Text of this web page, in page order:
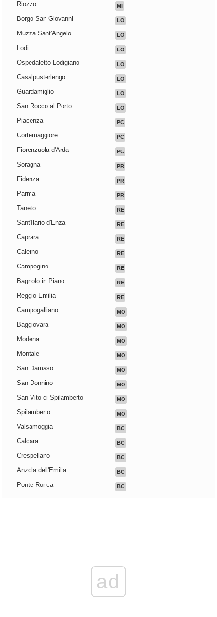
Riozzo MI
Borgo San Giovanni LO
Muzza Sant'Angelo LO
Lodi LO
Ospedaletto Lodigiano LO
Casalpusterlengo LO
Guardamiglio LO
San Rocco al Porto LO
Piacenza PC
Cortemaggiore PC
Fiorenzuola d'Arda PC
Soragna PR
Fidenza PR
Parma PR
Taneto RE
Sant'Ilario d'Enza RE
Caprara RE
Calerno RE
Campegine RE
Bagnolo in Piano RE
Reggio Emilia RE
Campogalliano MO
Baggiovara MO
Modena MO
Montale MO
San Damaso MO
San Donnino MO
San Vito di Spilamberto MO
Spilamberto MO
Valsamoggia BO
Calcara BO
Crespellano BO
Anzola dell'Emilia BO
Ponte Ronca BO
ad